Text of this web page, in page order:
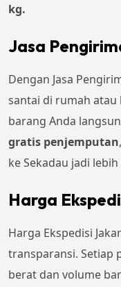
kg.
Jasa
Dengan Jasa
santai di rumah
barang Anda
gratis penjemputan
ke Sekadau jadi
Harga
Harga Ekspedisi
transparansi. Setiap
berat dan volume